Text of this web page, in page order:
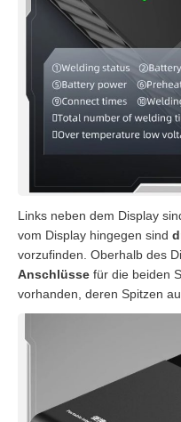
Links neben dem Display
vom Display hingegen sind
vorzufinden. Oberhalb des
Anschlüsse für die beiden
vorhanden, deren Spitzen